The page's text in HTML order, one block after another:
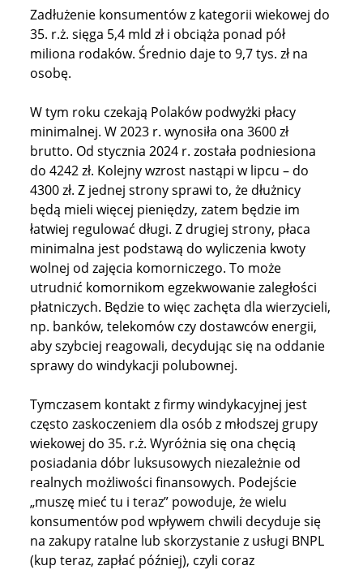
Zadłużenie konsumentów z kategorii wiekowej do
35. r.ż. sięga 5,4 mld zł i obciąża ponad pół
miliona rodaków. Średnio daje to 9,7 tys. zł na
osobę.
W tym roku czekają Polaków podwyżki płacy
minimalnej. W 2023 r. wynosiła ona 3600 zł
brutto. Od stycznia 2024 r. została podniesiona
do 4242 zł. Kolejny wzrost nastąpi w lipcu – do
4300 zł. Z jednej strony sprawi to, że dłużnicy
będą mieli więcej pieniędzy, zatem będzie im
łatwiej regulować długi. Z drugiej strony, płaca
minimalna jest podstawą do wyliczenia kwoty
wolnej od zajęcia komorniczego. To może
utrudnić komornikom egzekwowanie zaległości
płatniczych. Będzie to więc zachęta dla wierzycieli,
np. banków, telekomów czy dostawców energii,
aby szybciej reagowali, decydując się na oddanie
sprawy do windykacji polubownej.
Tymczasem kontakt z firmy windykacyjnej jest
często zaskoczeniem dla osób z młodszej grupy
wiekowej do 35. r.ż. Wyróżnia się ona chęcią
posiadania dóbr luksusowych niezależnie od
realnych możliwości finansowych. Podejście
„muszę mieć tu i teraz” powoduje, że wielu
konsumentów pod wpływem chwili decyduje się
na zakupy ratalne lub skorzystanie z usługi BNPL
(kup teraz, zapłać później), czyli coraz